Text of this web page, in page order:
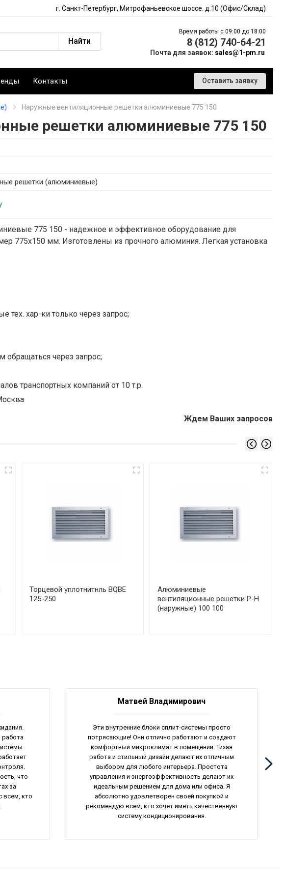
г. Санкт-Петербург, Митрофаньевское шоссе. д.10 (Офис/Склад)
Найти
Время работы с 09:00 до 18:00
8 (812) 740-64-21
Почта для заявок: sales@1-pm.ru
Контакты Оставить заявку
Наружные вентиляционные решетки алюминиевые 775 150
решетки алюминиевые 775 150
решетки (алюминиевые)
775 150 - надежное и эффективное оборудование для
775х150 мм. Изготовлены из прочного алюминия. Легкая установка
тех. хар-ки только через запрос;
обращаться через запрос;
транспортных компаний от 10 т.р.
Ждем Ваших запросов
Торцевой уплотнитнль BQBE
125-250
Алюминиевые
вентиляционные решетки Р-Н
(наружные) 100 100
работа
что
за
всем, кто
Матвей Владимирович
Эти внутренние блоки сплит-системы просто
потрясающие! Они отлично работают и создают
комфортный микроклимат в помещении. Тихая
работа и стильный дизайн делают их отличным
выбором для любого интерьера. Простота
управления и энергоэффективность делают их
идеальным решением для дома или офиса. Я
абсолютно удовлетворен своей покупкой и
рекомендую всем, кто хочет иметь качественную
систему кондиционирования.